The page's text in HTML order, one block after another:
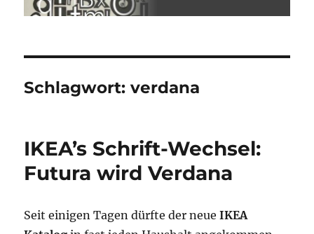
Schlagwort:verdana
IKEA’s Schrift-Wechsel:
Futura wird Verdana
Seit einigen Tagen dürfte der neueIKEA